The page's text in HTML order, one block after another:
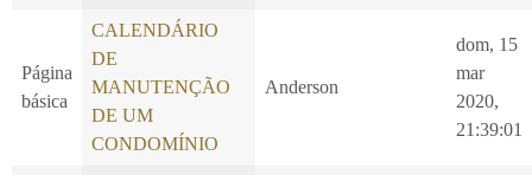
Página
básica
CALENDÁRIO
DE
MANUTENÇÃO
DE UM
CONDOMÍNIO
Anderson
dom, 15
mar
2020,
21:39:01